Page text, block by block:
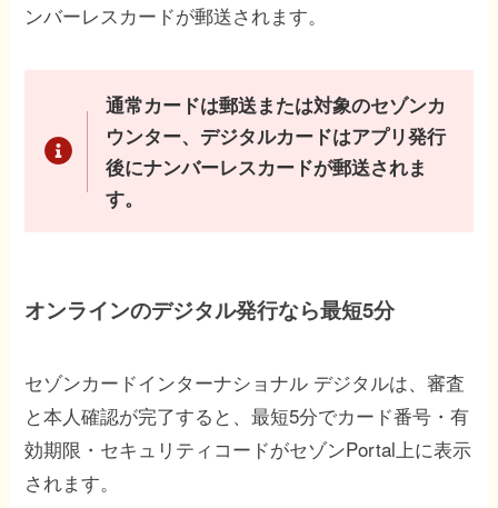
ンバーレスカードが郵送されます。
通常カードは郵送または対象のセゾンカ
ウンター、デジタルカードはアプリ発行
後にナンバーレスカードが郵送されま
す。
オンラインのデジタル発行なら最短5分
セゾンカードインターナショナル デジタルは、審査
と本人確認が完了すると、最短5分でカード番号・有
効期限・セキュリティコードがセゾンPortal上に表示
されます。